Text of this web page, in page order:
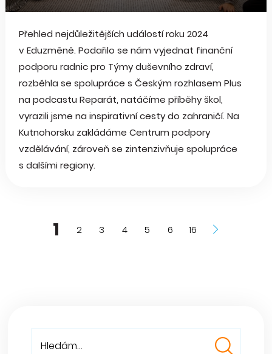
Přehled nejdůležitějších událostí roku 2024
v Eduzměně. Podařilo se nám vyjednat finanční
podporu radnic pro Týmy duševního zdraví,
rozběhla se spolupráce s Českým rozhlasem Plus
na podcastu Reparát, natáčíme příběhy škol,
vyrazili jsme na inspirativní cesty do zahraničí. Na
Kutnohorsku zakládáme Centrum podpory
vzdělávání, zároveň se zintenzivňuje spolupráce
s dalšími regiony.
1 2 3 4 5 6 16